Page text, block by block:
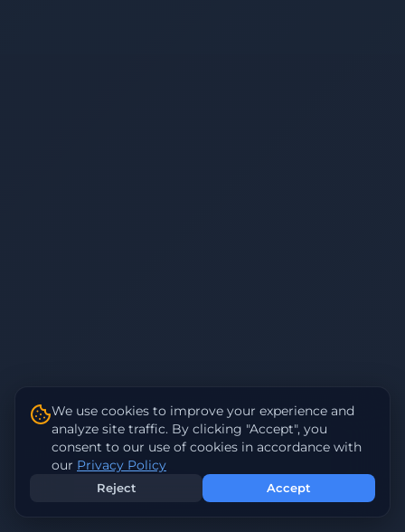
We use cookies to improve your experience and
analyze site traffic. By clicking "Accept", you
consent to our use of cookies in accordance with
our Privacy Policy
Reject Accept